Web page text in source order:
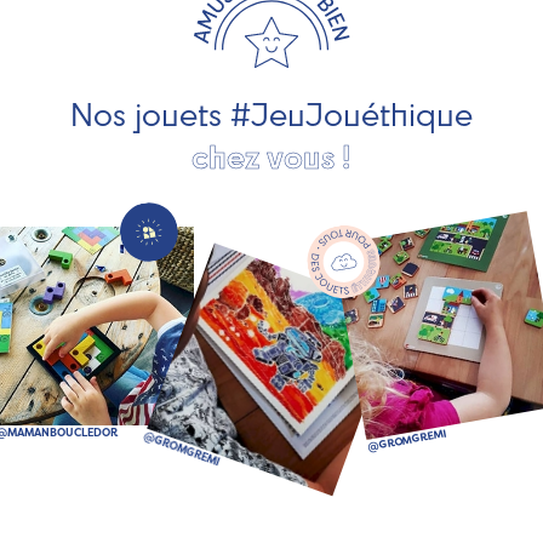
pour les jeunes enfants, des jeux d'éveil, des jeux de
société, des jouets d'imitation, des jeux de plein air, ... et
Nos jouets #JeuJouéthique
chez vous !